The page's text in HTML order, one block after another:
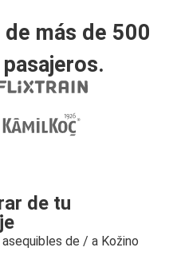
más de 500
de tu
de / a Kožino